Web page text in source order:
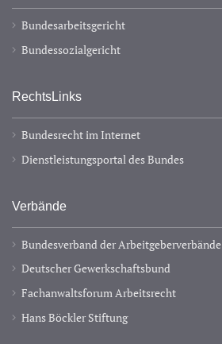
Bundesarbeitsgericht
Bundessozialgericht
RechtsLinks
Bundesrecht im Internet
Dienstleistungsportal des Bundes
Verbände
Bundesverband der Arbeitgeberverbände
Deutscher Gewerkschaftsbund
Fachanwaltsforum Arbeitsrecht
Hans Böckler Stiftung